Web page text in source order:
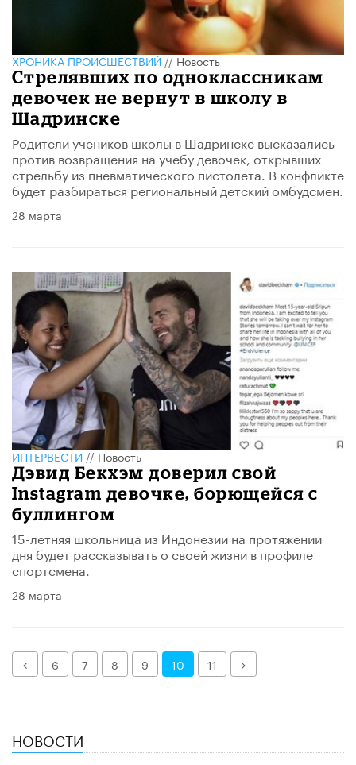
ХРОНИКА ПРОИСШЕСТВИЙ//Новость
Стрелявших по одноклассникам
девочек не вернут в школу в
Шадринске
​Родители учеников школы в Шадринске высказались
против возвращения на учебу девочек, открывших
стрельбу из пневматического пистолета. В конфликте
будет разбираться региональный детский омбудсмен.
28 марта
ИНТЕРВЕСТИ//Новость
Дэвид Бекхэм доверил свой
Instagram девочке, борющейся с
буллингом
15-летняя школьница из Индонезии на протяжении
дня будет рассказывать о своей жизни в профиле
спортсмена.
28 марта
Назад
6 7 8 9 10 11 Далее
НОВОСТИ